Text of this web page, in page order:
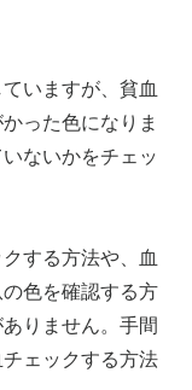
いますが、貧血
った色になりま
ないかをチェッ
する方法や、血
色を確認する方
りません。手間
ェックする方法